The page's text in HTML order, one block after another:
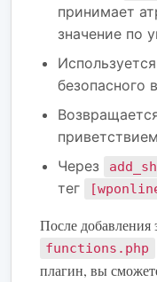
принимает
значение по
безопасного
Через
тег
После добавления
functions.php
плагин, вы